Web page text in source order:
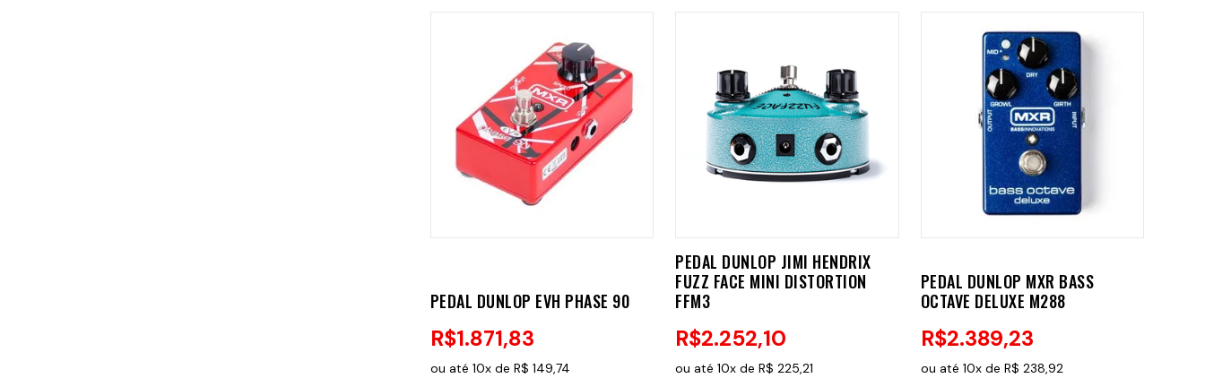
PEDAL DUNLOP EVH PHASE 90
R$1.871,83
ou até 10x de R$ 149,74
PEDAL DUNLOP JIMI HENDRIX
FUZZ FACE MINI DISTORTION
FFM3
R$2.252,10
ou até10x deR$ 225,21
PEDAL DUNLOP MXR BASS
OCTAVE DELUXE M288
R$2.389,23
ou até 10x de R$ 238,92